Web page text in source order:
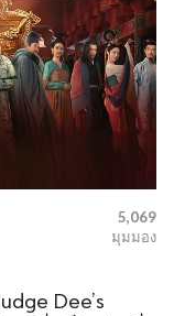
5,069
มุมมอง
Dee’s